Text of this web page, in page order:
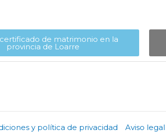
de matrimonio en la
provincia de Loarre​
y política de privacidad Aviso legal